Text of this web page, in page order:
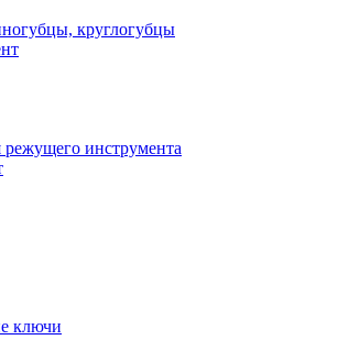
круглогубцы
режущего инструмента
ключи